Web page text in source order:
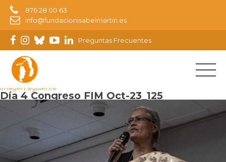
876 28 00 63
info@fundacionisabelmartin.es
Preguntas Frecuentes
Imagen anterior
Imagen siguiente
Día 4 Congreso FIM Oct-23_125